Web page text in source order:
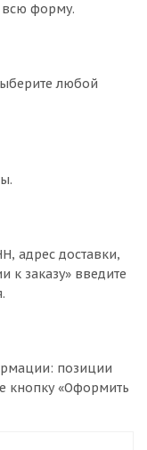
всю форму.
любой
адрес доставки,
к заказу» введите
позиции
кнопку «Оформить